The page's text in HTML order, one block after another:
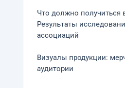
Что должно получиться
Результаты
ассоциаций
Визуалы продукции:
аудитории